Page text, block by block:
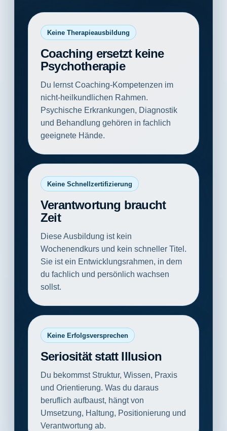
Keine Therapieausbildung
Coaching ersetzt keine
Psychotherapie
Du lernst Coaching-Kompetenzen im
nicht-heilkundlichen Rahmen.
Psychische Erkrankungen, Diagnostik
und Behandlung gehören in fachlich
geeignete Hände.
Keine Schnellzertifizierung
Verantwortung braucht
Zeit
Diese Ausbildung ist kein
Wochenendkurs und kein schneller Titel.
Sie ist ein Entwicklungsrahmen, in dem
du fachlich und persönlich wachsen
sollst.
Keine Erfolgsversprechen
Seriosität statt Illusion
Du bekommst Struktur, Wissen, Praxis
und Orientierung. Was du daraus
beruflich aufbaust, hängt von
Umsetzung, Haltung, Positionierung und
Verantwortung ab.